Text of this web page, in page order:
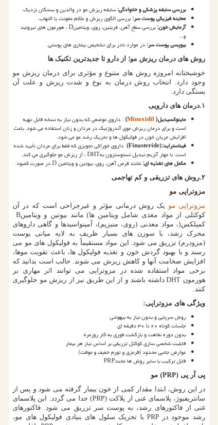
بررسی سابقه پزشکی و خانوادگی:سابقه ریزش مو در والدین و بستگان نزدیک.
معاینه فیزیکی پوست سر:بررسی الگوی ریزش و علائم عفونت یا التهاب.
آزمایش خون:بررسی سطح آهن، فریتین، روی، ویتامینD، هورمون های تیروئید
و...
بیوپسی پوست سر:در موارد نادر برای تشخیص بیماری های پوستی.
روش های درمان ریزش مو؛ از دارو تا جدیدترین تکنیک ها
خوشبختانه امروزه روش های متنوع و مؤثری برای درمان ریزش مو
وجود دارد. انتخاب روش درمان به نوع و شدت ریزش و علت آن
بستگی دارد.
۱ .درمان های دارویی
ماینوکسیدیل)
Minoxidil
(: داروی موضعی که بدون نیاز به نسخه قابل تهیه
است و برای درمان ریزش موی آندروژنیک در مردان و زنان استفاده می شود. باعث
افزایش جریان خون در فولیکول ها و تحریک رشد مو می شود.
فیناستراید(Finasteride): داروی خوراکی تجویزی که فقط برای مردان تأیید شده
است. با مهار آنزیم تبدیل تستوسترون بهDHT، از ریزش مو جلوگیری می کند.
مکمل های تغذیه ای:مانند قرص آهن، روی، بیوتین و ویتامینDدر صورت کمبود.
۲.روش های تزریقی و کم تهاجمی
مزوتراپی مو
مزوتراپی مو یک روش درمانی مؤثر و غیرجراحی است که در آن
کوکتلی از مواد مغذی شامل ویتامین ها( مانند بیوتین و ویتامینB
کمپلکس)، مواد معدنی (روی، منیزیم)، آمینواسیدها و گاهی داروهای
محرک رشد، با سوزن های بسیار ظریف به لایه میانی پوست
(مزودرم) تزریق می شود. این مواد مستقیماً به فولیکول های مو می
رسند و با بهبود گردش خون و تغذیه فولیکول ها، باعث تقویت موها،
افزایش ضخامت آنها و کاهش ریزش می شوند. جالب است بدانید که
برخی مواد استفاده شده در مزوتراپی می توانند اثر مهاری بر
هورمون DHTداشته باشند و از این طریق نیز از ریزش مو جلوگیری
کنند.
ویژگی های مزوتراپی:
روش سرپایی و بدون نیاز به بیهوشی
جلسات کوتاه ۲۰ تا ۳۰ دقیقه ای
بدون دوره نقاهت و بازگشت فوری به کار روزمره
قابلیت شخصی سازی کوکتل تزریقی بر اساس نیاز هر بیمار
عوارض جانبی محدود (قرمزی و تورم خفیف و موقت)
قابل ترکیب با سایر روش ها مانندPRP
پی آر پی (PRP) مو
در این روش، ابتدا مقدار کمی از خون بیمار گرفته می شود و پس از
سانتریفیوژ، پلاسمای غنی از پلاکت (PRP) جدا می گردد. این پلاسمای
غنی از فاکتورهای رشد، به پوست سر تزریق می شود. فاکتورهای
رشد موجود در
PRP با تحریک سلول های بنیادی فولیکول های مو،